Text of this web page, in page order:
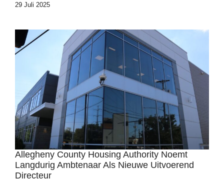
29 Juli 2025
Allegheny County Housing Authority Noemt
Langdurig Ambtenaar Als Nieuwe Uitvoerend
Directeur